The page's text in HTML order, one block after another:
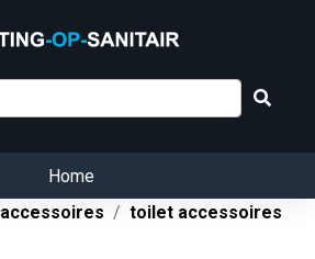
Home
accessoires
toilet accessoires